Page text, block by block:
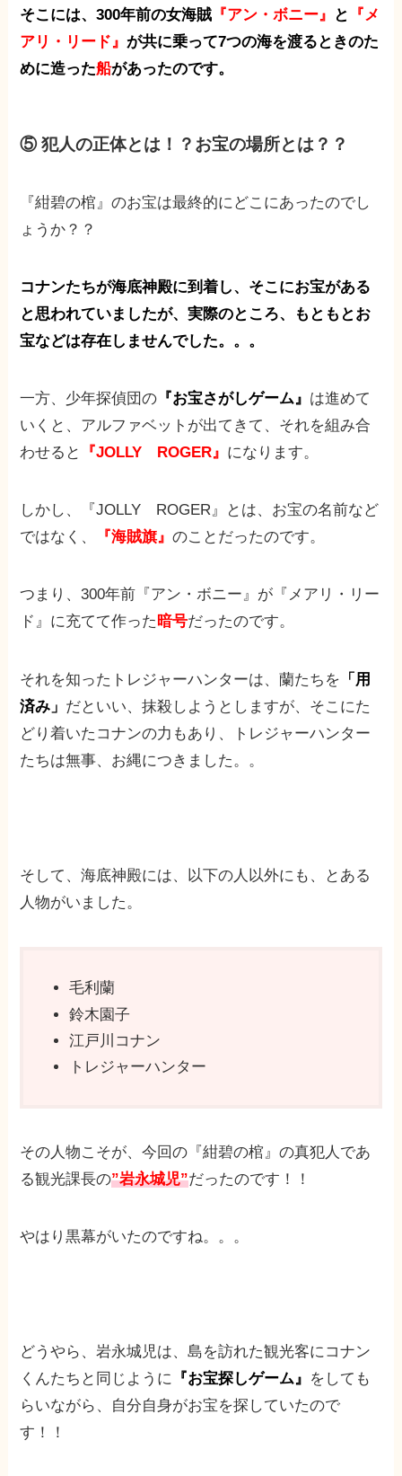
そこには、300年前の女海賊 『アン・ボニー』 と
『メ
アリ・リード』が共に乗って7つの海を渡るときのた
めに造った船があったのです。
⑤ 犯人の正体とは！？お宝の場所とは？？
『紺碧の棺』のお宝は最終的にどこにあったのでし
ょうか？？
コナンたちが海底神殿に到着し、そこにお宝がある
と思われていましたが、実際のところ、もともとお
宝などは存在しませんでした。。。
一方、少年探偵団の 『お宝さがしゲーム』 は進めて
いくと、アルファベットが出てきて、それを組み合
わせると
『JOLLY ROGER』 になります。
しかし、『JOLLY ROGER』とは、お宝の名前など
ではなく、
『海賊旗』のことだったのです。
つまり、300年前『アン・ボニー』が『メアリ・リー
ド』に充てて作った暗号だったのです。
それを知ったトレジャーハンターは、蘭たちを 「用
済み」 だといい、抹殺しようとしますが、そこにた
どり着いたコナンの力もあり、トレジャーハンター
たちは無事、お縄につきました。。
そして、海底神殿には、以下の人以外にも、とある
人物がいました。
毛利蘭
鈴木園子
江戸川コナン
トレジャーハンター
その人物こそが、今回の『紺碧の棺』の真犯人であ
る観光課長の”岩永城児”だったのです！！
やはり黒幕がいたのですね。。。
どうやら、岩永城児は、島を訪れた観光客にコナン
くんたちと同じように 『お宝探しゲーム』 をしても
らいながら、自分自身がお宝を探していたので
す！！